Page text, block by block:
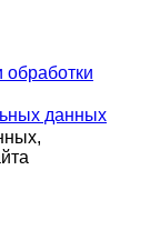
обработки
данных